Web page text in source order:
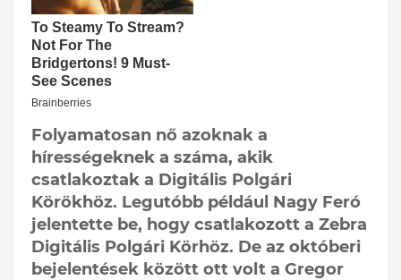
Folyamatosan nő azoknak a
hírességeknek a száma, akik
csatlakoztak a Digitális Polgári
Körökhöz. Legutóbb például Nagy Feró
jelentette be, hogy csatlakozott a Zebra
Digitális Polgári Körhöz. De az októberi
bejelentések között ott volt a Gregor